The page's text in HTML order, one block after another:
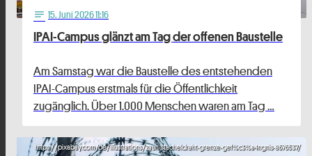
notes 15. Juni 2026 11:16
IPAI-Campus glänzt am Tag der offenen Baustelle
Am Samstag war die Baustelle des entstehenden
IPAI-Campus erstmals für die Öffentlichkeit
zugänglich. Über 1.000 Menschen waren am Tag …
https://pixabay.com/de/illustrations/zaun-stacheldraht-grenze-gef%c3%a4ngnis-8676537/